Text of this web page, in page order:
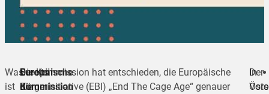
Was
ist
Europäische
Kommission
Bereits
die
Die Kommission hat entschieden, die Europäische
Bürgerinitiative (EBI) „End The Cage Age“ genauer
Der
In